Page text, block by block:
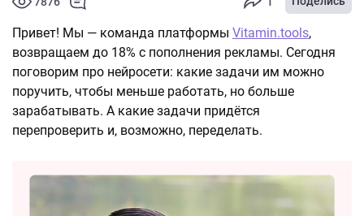
Привет! Мы — команда платформы Vitamin.tools,
возвращаем до 18% с пополнения рекламы. Сегодня
поговорим про нейросети: какие задачи им можно
поручить, чтобы меньше работать, но больше
зарабатывать. А какие задачи придётся
перепроверить и, возможно, переделать.